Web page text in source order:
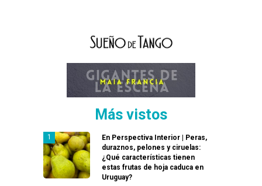
Más vistos
En Perspectiva Interior | Peras,
duraznos, pelones y ciruelas:
¿Qué características tienen
estas frutas de hoja caduca en
Uruguay?